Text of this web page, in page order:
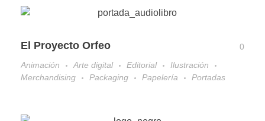
El Proyecto Orfeo
0
Animación
Arte digital Editorial
Ilustración
Merchandising
Packaging Papelería Portadas